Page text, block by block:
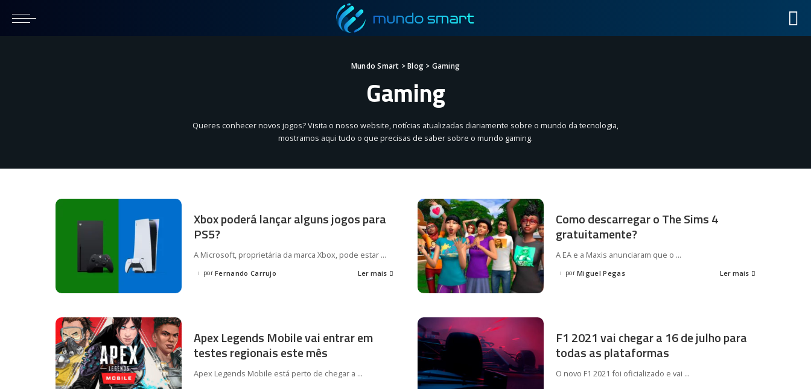
Mundo Smart >Blog > Gaming
Gaming
Queres conhecer novos jogos? Visita o nosso website, notícias atualizadas diariamente sobre o mundo da tecnologia,
mostramos aqui tudo o que precisas de saber sobre o mundo gaming.
Xbox poderá lançar alguns jogos para
PS5?
A Microsoft, proprietária da marca Xbox, pode estar ...
Posted
por Fernando Carrujo Ler mais
Como descarregar o The Sims 4
gratuitamente?
A EA e a Maxis anunciaram que o ...
Posted
por Miguel Pegas Ler mais
Apex Legends Mobile vai entrar em
testes regionais este mês
Apex Legends Mobile está perto de chegar a ...
F1 2021 vai chegar a 16 de julho para
todas as plataformas
O novo F1 2021 foi oficializado e vai ...